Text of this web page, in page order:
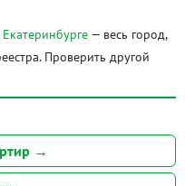
— весь город,
Проверить другой
→